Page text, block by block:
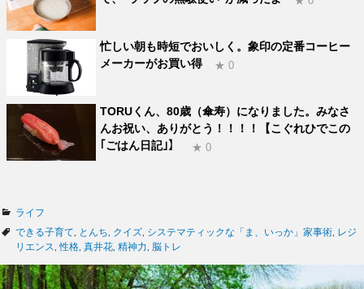
忙しい朝も時短でおいしく。象印の定番コーヒー
メーカーがお買い得
★ 0
TORUくん、80歳（傘寿）になりました。みなさ
んお祝い、ありがとう！！！！【こぐれひでこの
｢ごはん日記｣】
★ 0
カ
テ
ゴ
ー
ライフ
タ
グ
できる子育て とんち クイズ システマティックな「ま、いっか」家事術 レジ
リエンス ,性格 真井花 精神力 脳トレ